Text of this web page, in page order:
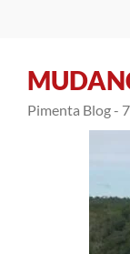
Pimenta Blog -